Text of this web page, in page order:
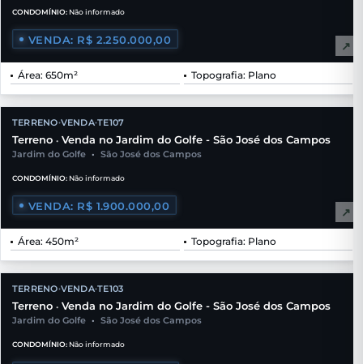
CONDOMÍNIO: Não informado
VENDA: R$ 2.250.000,00 ↗
Área: 650m² Topografia: Plano
TERRENO•VENDA•TE107
Terreno • Venda no Jardim do Golfe - São José dos Campos
Jardim do Golfe • São José dos Campos
CONDOMÍNIO: Não informado
VENDA: R$ 1.900.000,00 ↗
Área: 450m² Topografia: Plano
TERRENO•VENDA•TE103
Terreno • Venda no Jardim do Golfe - São José dos Campos
Jardim do Golfe • São José dos Campos
CONDOMÍNIO: Não informado